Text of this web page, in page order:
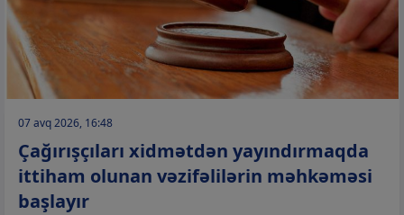
07 avq 2026, 16:48
Çağırışçıları xidmətdən yayındırmaqda
ittiham olunan vəzifəlilərin məhkəməsi
başlayır